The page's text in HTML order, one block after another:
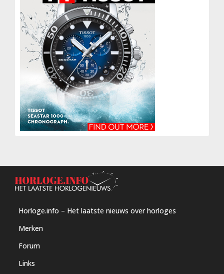
Horloge.info – Het laatste nieuws over horloges
Merken
Forum
Links